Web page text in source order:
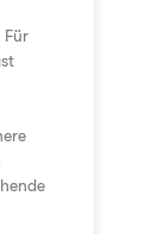
Für